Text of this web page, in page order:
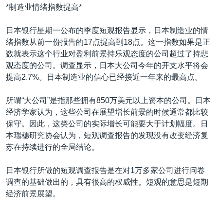
索
美洲
劳工
美中关系
埃博拉疫情
美国之音专访
重要讲话与声明
南中国海争端
关注西藏
关注新疆
中文广播
关注我们
其他语言网站
*制造业情绪指数提高*
日本银行星期一公布的季度短观报告显示，日本制造业的情
绪指数从前一份报告的17点提高到18点。这一指数如果是正
数就表示这个行业对盈利前景持乐观态度的公司超过了持悲
观态度的公司。调查显示，日本大公司今年的开支水平将会
提高2.7%。日本制造业的信心已经接近一年来的最高点。
所谓“大公司”是指那些拥有850万美元以上资本的公司。日本
经济学家认为，这些公司在展望增长前景的时候通常都比较
保守。因此，这类公司的实际增长可能要大于计划幅度。日
本瑞穗研究协会认为，短观调查报告的发现没有改变经济复
苏在持续进行的全局结论。
日本银行所做的短观调查报告是在对1万多家公司进行问卷
调查的基础做出的，具有很高的权威性。短观的意思是短期
经济前景展望。